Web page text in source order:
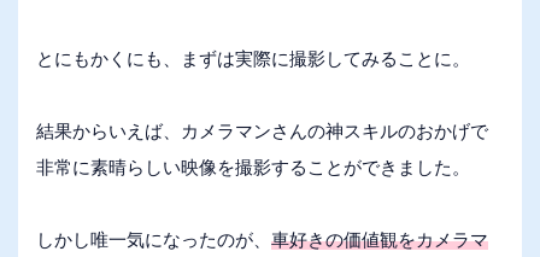
とにもかくにも、まずは実際に撮影してみることに。
結果からいえば、カメラマンさんの神スキルのおかげで
非常に素晴らしい映像を撮影することができました。
しかし唯一気になったのが、 車好きの価値観をカメラマ